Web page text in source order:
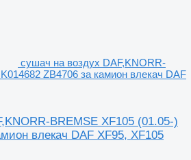
сушач на воздух DAF,KNORR-
ZB4706 за камион влекач DAF
BREMSE XF105 (01.05-)
влекач DAF XF95, XF105